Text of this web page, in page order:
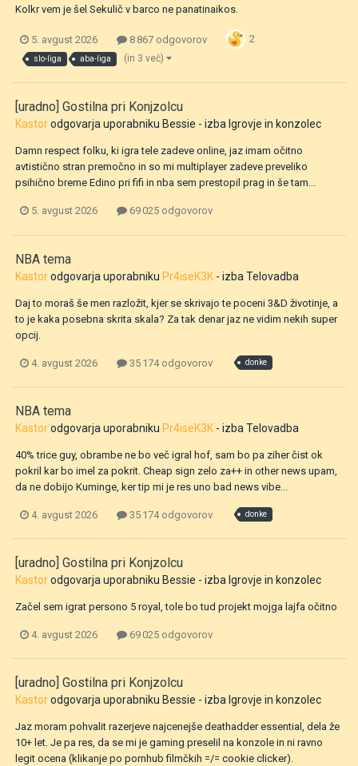
Kolkr vem je šel Sekulič v barco ne panatinaikos.
5. avgust 2026 8 867 odgovorov 2
slo-liga aba-liga (in 3 več)
[uradno] Gostilna pri Konjzolcu
Kastorodgovarja uporabniku Bessie - izba Igrovje in konzolec
Damn respect folku, ki igra tele zadeve online, jaz imam očitno
avtistično stran premočno in so mi multiplayer zadeve preveliko
psihično breme Edino pri fifi in nba sem prestopil prag in še tam...
5. avgust 2026 69 025 odgovorov
NBA tema
Kastorodgovarja uporabniku Pr4iseK3K - izba Telovadba
Daj to moraš še men razložit, kjer se skrivajo te poceni 3&D životinje, a
to je kaka posebna skrita skala? Za tak denar jaz ne vidim nekih super
opcij.
4. avgust 2026 35 174 odgovorov donke
NBA tema
Kastorodgovarja uporabniku Pr4iseK3K - izba Telovadba
40% trice guy, obrambe ne bo več igral hof, sam bo pa ziher čist ok
pokril kar bo imel za pokrit. Cheap sign zelo za++ in other news upam,
da ne dobijo Kuminge, ker tip mi je res uno bad news vibe...
4. avgust 2026 35 174 odgovorov donke
[uradno] Gostilna pri Konjzolcu
Kastorodgovarja uporabniku Bessie - izba Igrovje in konzolec
Začel sem igrat persono 5 royal, tole bo tud projekt mojga lajfa očitno
4. avgust 2026 69 025 odgovorov
[uradno] Gostilna pri Konjzolcu
Kastorodgovarja uporabniku Bessie - izba Igrovje in konzolec
Jaz moram pohvalit razerjeve najcenejše deathadder essential, dela že
10+ let. Je pa res, da se mi je gaming preselil na konzole in ni ravno
legit ocena (klikanje po pornhub filmčkih =/= cookie clicker).